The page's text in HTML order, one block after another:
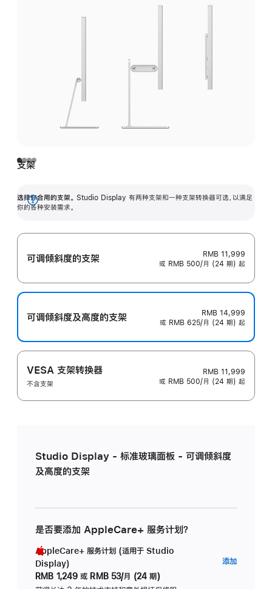
支架
选择你合用的支架。 Studio Display 有两种支架和一种支架转换器可选，以满足
你的各种安装需求。
展
可调倾斜度的支架
RMB 11,999
或 RMB 500/月 (24 期) 起
可调倾斜度及高‍度的支‍架
RMB 14,999
或 RMB 625/月 (24 期) 起
VESA 支架转换器
不含支架
RMB 11,999
或 RMB 500/月 (24 期) 起
Studio Display - 标准玻璃面板 - 可调倾斜度
及高度的支架
是否要添加 AppleCare+ 服务计划？
AppleCare+ 服务计划 (适用于 Studio
Display)
RMB 1,249 或 RMB 53/月 (24 期)
添加